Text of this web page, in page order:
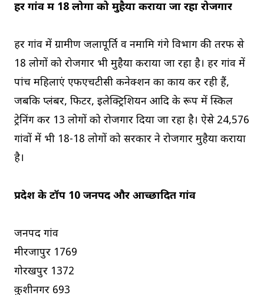
हर गांव में 18 लोगों को मुहैया कराया जा रहा रोजगार
हर गांव में ग्रामीण जलापूर्ति व नमामि गंगे विभाग की तरफ से
18 लोगों को रोजगार भी मुहैया कराया जा रहा है। हर गांव में
पांच महिलाएं एफएचटीसी कनेक्शन का कार्य कर रही हैं,
जबकि प्लंबर, फिटर, इलेक्ट्रिशियन आदि के रूप में स्किल
ट्रेनिंग कर 13 लोगों को रोजगार दिया जा रहा है। ऐसे 24,576
गांवों में भी 18-18 लोगों को सरकार ने रोजगार मुहैया कराया
है।
प्रदेश के टॉप 10 जनपद और आच्छादित गांव
जनपद गांव
मीरजापुर 1769
गोरखपुर 1372
कुशीनगर 693